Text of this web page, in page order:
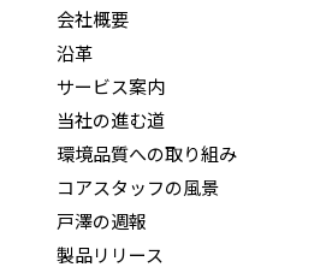
会社概要
沿革
サービス案内
当社の進む道
環境品質への取り組み
コアスタッフの風景
戸澤の週報
製品リリース